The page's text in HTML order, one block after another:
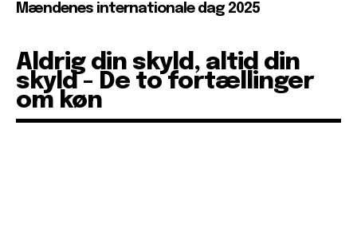
Mændenes internationale dag 2025
Aldrig din skyld, altid din
skyld - De to fortællinger
om køn